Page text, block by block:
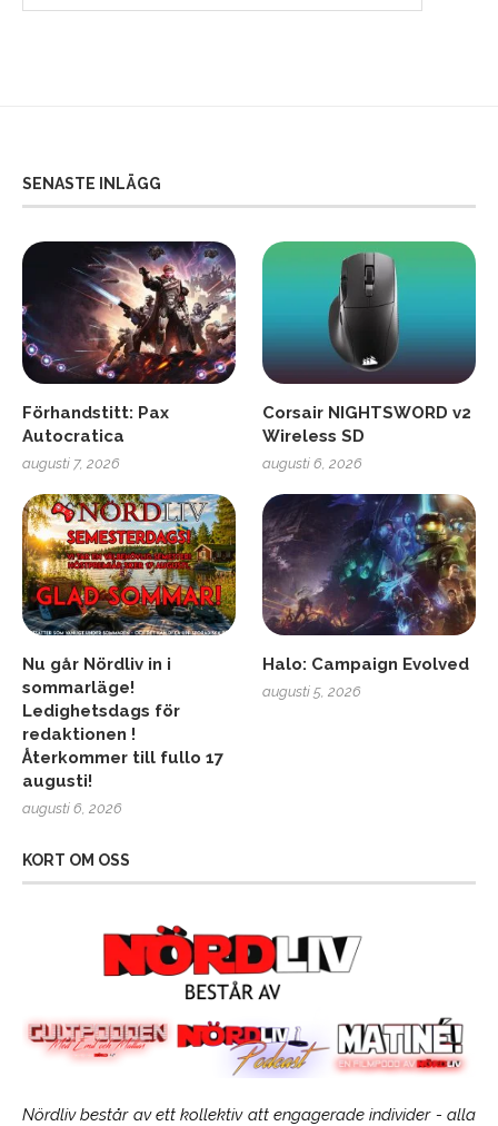
SENASTE INLÄGG
Förhandstitt: Pax
Autocratica
augusti 7, 2026
Corsair NIGHTSWORD v2
Wireless SD
augusti 6, 2026
Nu går Nördliv in i
sommarläge!
Ledighetsdags för
redaktionen !
Återkommer till fullo 17
augusti!
augusti 6, 2026
Halo: Campaign Evolved
augusti 5, 2026
KORT OM OSS
Nördliv består av ett kollektiv att engagerade individer - alla